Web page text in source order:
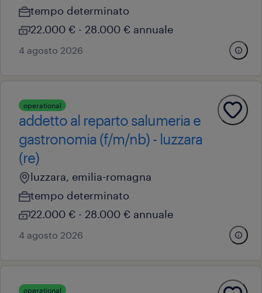
tempo determinato
22.000 € - 28.000 € annuale
4 agosto 2026
operational
addetto al reparto salumeria e
gastronomia (f/m/nb) - luzzara
(re)
luzzara, emilia-romagna
tempo determinato
22.000 € - 28.000 € annuale
4 agosto 2026
operational